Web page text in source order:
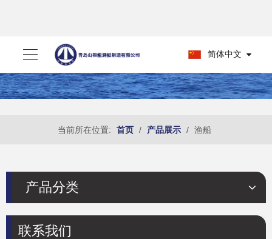
简体中文
当前所在位置: 首页 / 产品展示 / 渔船
产品分类
联系我们